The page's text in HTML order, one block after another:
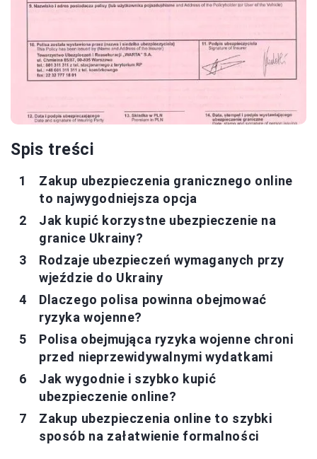
Spis treści
Zakup ubezpieczenia granicznego online
to najwygodniejsza opcja
Jak kupić korzystne ubezpieczenie na
granice Ukrainy?
Rodzaje ubezpieczeń wymaganych przy
wjeździe do Ukrainy
Dlaczego polisa powinna obejmować
ryzyka wojenne?
Polisa obejmująca ryzyka wojenne chroni
przed nieprzewidywalnymi wydatkami
Jak wygodnie i szybko kupić
ubezpieczenie online?
Zakup ubezpieczenia online to szybki
sposób na załatwienie formalności